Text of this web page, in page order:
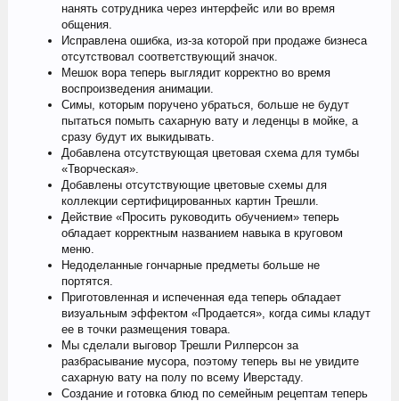
нанять сотрудника через интерфейс или во время
общения.
Исправлена ошибка, из-за которой при продаже бизнеса
отсутствовал соответствующий значок.
Мешок вора теперь выглядит корректно во время
воспроизведения анимации.
Симы, которым поручено убраться, больше не будут
пытаться помыть сахарную вату и леденцы в мойке, а
сразу будут их выкидывать.
Добавлена отсутствующая цветовая схема для тумбы
«Творческая».
Добавлены отсутствующие цветовые схемы для
коллекции сертифицированных картин Трешли.
Действие «Просить руководить обучением» теперь
обладает корректным названием навыка в круговом
меню.
Недоделанные гончарные предметы больше не
портятся.
Приготовленная и испеченная еда теперь обладает
визуальным эффектом «Продается», когда симы кладут
ее в точки размещения товара.
Мы сделали выговор Трешли Рилперсон за
разбрасывание мусора, поэтому теперь вы не увидите
сахарную вату на полу по всему Иверстаду.
Создание и готовка блюд по семейным рецептам теперь